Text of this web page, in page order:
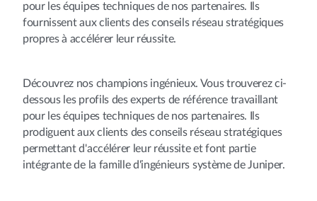
pour les équipes techniques de nos partenaires. Ils
fournissent aux clients des conseils réseau stratégiques
propres à accélérer leur réussite.
Découvrez nos champions ingénieux. Vous trouverez ci-
dessous les profils des experts de référence travaillant
pour les équipes techniques de nos partenaires. Ils
prodiguent aux clients des conseils réseau stratégiques
permettant d'accélérer leur réussite et font partie
intégrante de la famille d'ingénieurs système de Juniper.